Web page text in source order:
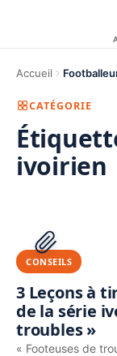
Accueil
CATÉGORIE
ivoirien
PUBLICITÉ
CONSEILS
3 Leçons à
de la série
troubles »
« Footeuses de